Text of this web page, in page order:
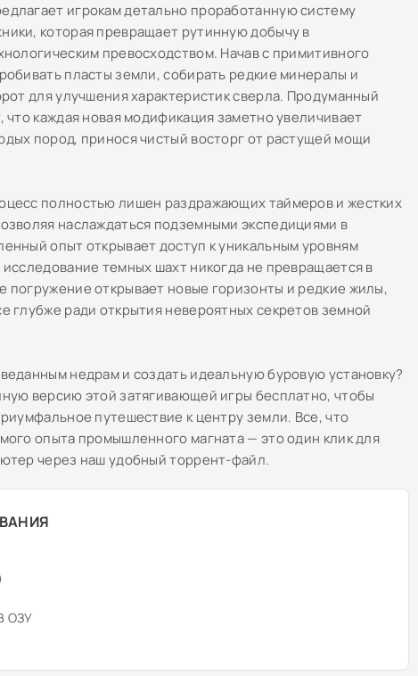
игрокам детально проработанную систему
которая превращает рутинную добычу в
превосходством. Начав с примитивного
пласты земли, собирать редкие минералы и
для улучшения характеристик сверла. Продуманный
что каждая новая модификация заметно увеличивает
пород, принося чистый восторг от растущей мощи
полностью лишен раздражающих таймеров и жестких
наслаждаться подземными экспедициями в
опыт открывает доступ к уникальным уровням
темных шахт никогда не превращается в
погружение открывает новые горизонты и редкие жилы,
глубже ради открытия невероятных секретов земной
недрам и создать идеальную буровую установку?
версию этой затягивающей игры бесплатно, чтобы
путешествие к центру земли. Все, что
опыта промышленного магната — это один клик для
через наш удобный торрент-файл.
ОЗУ